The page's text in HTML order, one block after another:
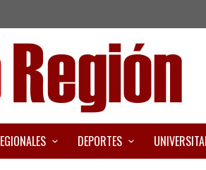
DEPORTES